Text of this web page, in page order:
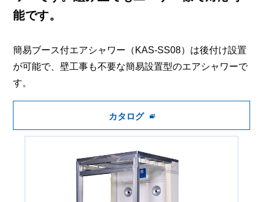
能です。
簡易ブース付エアシャワー（KAS-SS08）は後付け設置
が可能で、壁工事も不要な簡易設置型のエアシャワーで
す。
カタログ